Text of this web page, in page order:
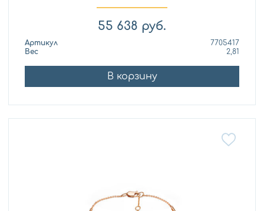
55 638 руб.
Артикул
7705417
Вес
2,81
В корзину